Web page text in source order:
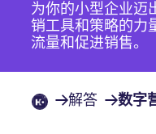
为你的小型企业迈
销工具和策略的力
流量和促进销售。
解答 数字